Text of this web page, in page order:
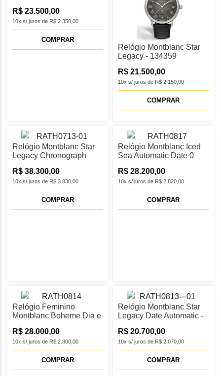
10x s/ juros de R$ 2.350,00
R$ 23.500,00
COMPRAR
Relógio Montblanc Star
Legacy - 134359
10x s/ juros de R$ 2.150,00
R$ 21.500,00
COMPRAR
Relógio Montblanc Star
Legacy Chronograph
10x s/ juros de R$ 3.830,00
R$ 38.300,00
COMPRAR
Relógio Montblanc Iced
Sea Automatic Date 0
10x s/ juros de R$ 2.820,00
R$ 28.200,00
COMPRAR
Relógio Feminino
Montblanc Boheme Dia e
10x s/ juros de R$ 2.800,00
R$ 28.000,00
COMPRAR
Relógio Montblanc Star
Legacy Date Automatic -
10x s/ juros de R$ 2.070,00
R$ 20.700,00
COMPRAR